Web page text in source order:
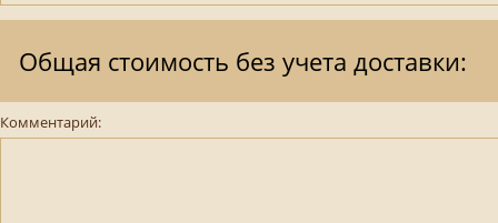
Общая стоимость без учета доставки:
Комментарий: